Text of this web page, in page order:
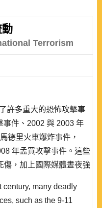
Terrorism
許多重大的恐怖攻擊事
事件、2002 與 2003 年
德里火車爆炸事件，
年孟買攻擊事件。這些
傷，加上國際媒體晝夜強
最終「產品」。 國際恐
游是資金的供給，中游是
century, many deadly
such as the 9-11